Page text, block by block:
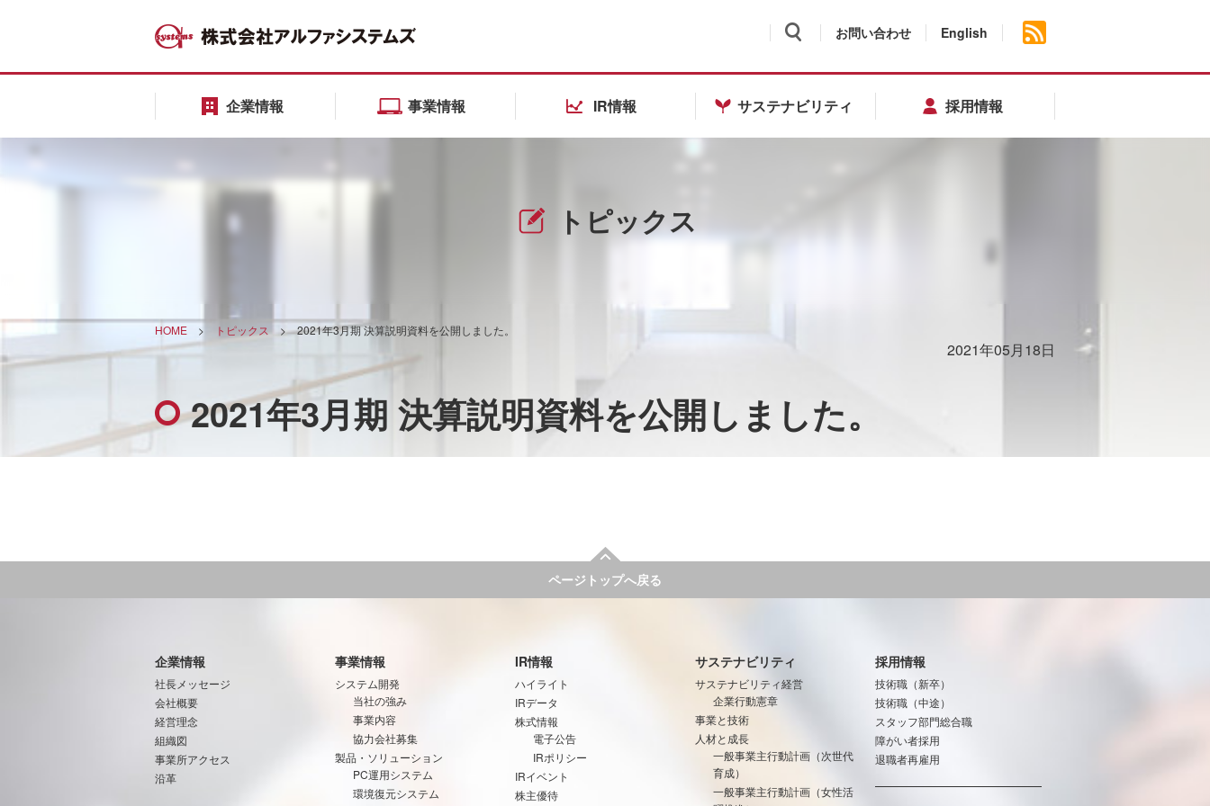
お問い合わせ English
企業情報 事業情報 IR情報 サステナビリティ 採用情報
トピックス
HOME > トピックス >2021年3月期 決算説明資料を公開しました。
2021年05月18日
2021年3月期 決算説明資料を公開しました。
ページトップへ戻る
企業情報
社長メッセージ
会社概要
経営理念
組織図
事業所アクセス
沿革
事業情報
システム開発
当社の強み
事業内容
協力会社募集
製品・ソリューション
PC運用システム
環境復元システム
IR情報
ハイライト
IRデータ
株式情報
電子公告
IRポリシー
IRイベント
株主優待
サステナビリティ
サステナビリティ経営
企業行動憲章
事業と技術
人材と成長
一般事業主行動計画（次世代
育成）
一般事業主行動計画（女性活
採用情報
技術職（新卒）
技術職（中途）
スタッフ部門総合職
障がい者採用
退職者再雇用